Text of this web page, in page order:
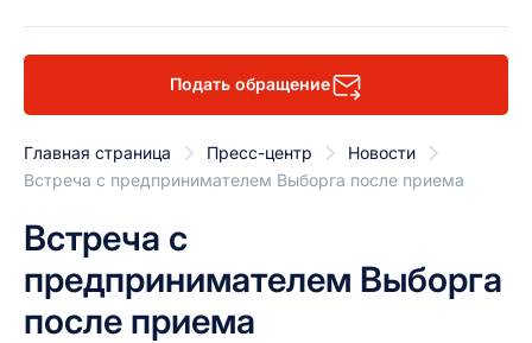
Подать обращение
Главная страница Пресс-центр
Новости
Встреча с предпринимателем Выборга после приема
Встреча с
предпринимателем Выборга
после приема